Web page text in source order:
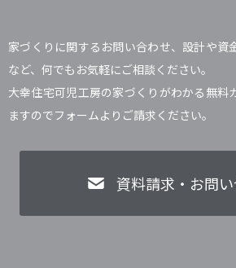
家づくりに関するお問い合わせ、設計や資
など、何でもお気軽にご相談ください。
大幸住宅可児工房の家づくりがわかる無料
ますのでフォームよりご請求ください。
資料請求・お問